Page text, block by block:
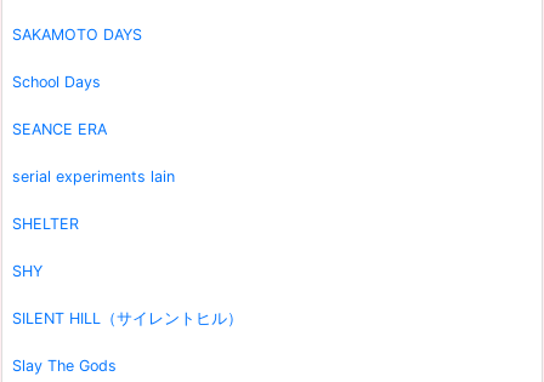
SAKAMOTO DAYS
School Days
SEANCE ERA
serial experiments lain
SHELTER
SHY
SILENT HILL（サイレントヒル）
Slay The Gods